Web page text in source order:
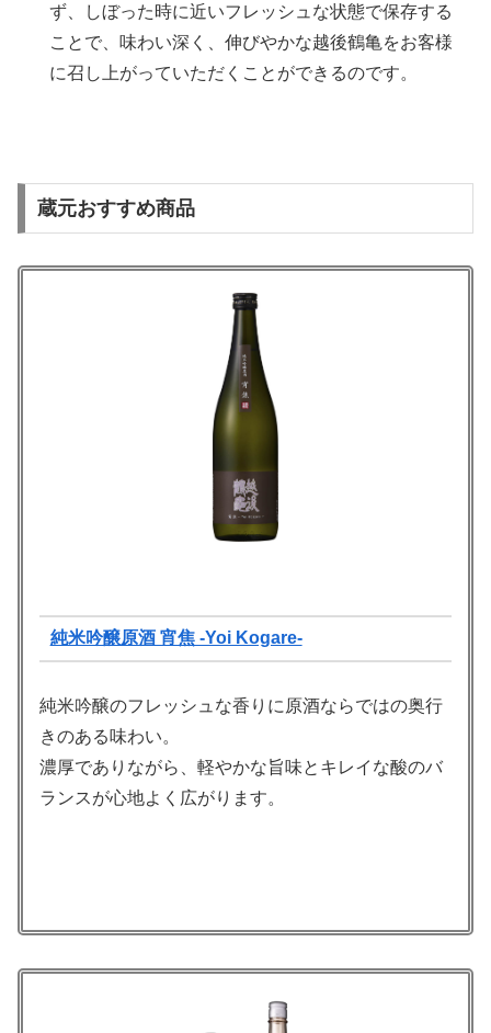
ず、しぼった時に近いフレッシュな状態で保存する
ことで、味わい深く、伸びやかな越後鶴亀をお客様
に召し上がっていただくことができるのです。
蔵元おすすめ商品
純米吟醸原酒 宵焦 -Yoi Kogare-
純米吟醸のフレッシュな香りに原酒ならではの奥行
きのある味わい。
濃厚でありながら、軽やかな旨味とキレイな酸のバ
ランスが心地よく広がります。